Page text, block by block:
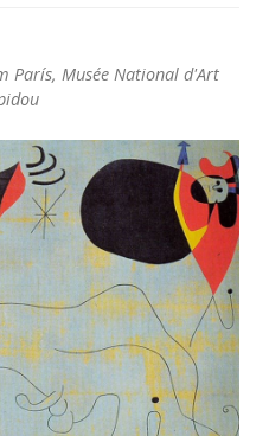
París, Musée National d'Art